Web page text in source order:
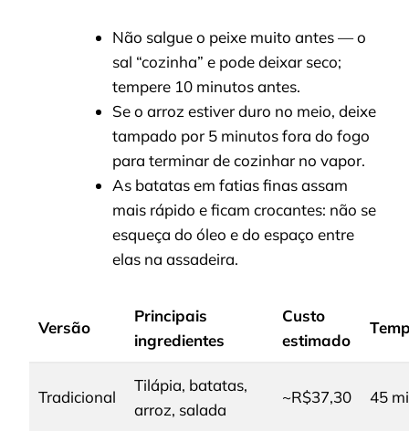
Não salgue o peixe muito antes — o
sal “cozinha” e pode deixar seco;
tempere 10 minutos antes.
Se o arroz estiver duro no meio, deixe
tampado por 5 minutos fora do fogo
para terminar de cozinhar no vapor.
As batatas em fatias finas assam
mais rápido e ficam crocantes: não se
esqueça do óleo e do espaço entre
elas na assadeira.
Versão
Principais
ingredientes
Custo
estimado
Tradicional
Tilápia, batatas,
arroz, salada
~R$37,30 45